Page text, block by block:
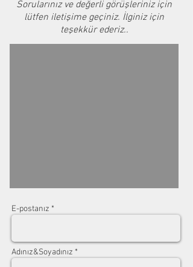
Sorularınız ve değerli görüşleriniz için
lütfen iletişime geçiniz. İlginiz için
teşekkür ederiz..
E-postanız *
Adınız&Soyadınız *